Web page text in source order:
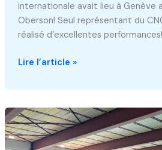
internationale avait lieu à Genève
Oberson! Seul représentant du
réalisé d’excellentes
Meeting
Swan
Oberson
Lire l’article »